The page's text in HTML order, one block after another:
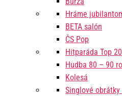
Hráme
BETA salón
ČS Pop
Hitparáda Top 20
Hudba 80 – 90
Kolesá
Singlové